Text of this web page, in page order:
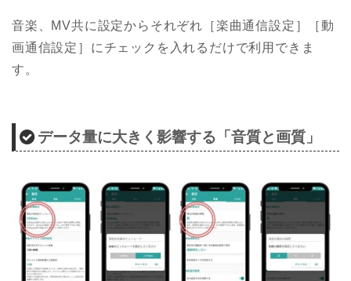
音楽、MV共に設定からそれぞれ［楽曲通信設定］［動
画通信設定］にチェックを入れるだけで利用できま
す。
データ量に大きく影響する「音質と画質」